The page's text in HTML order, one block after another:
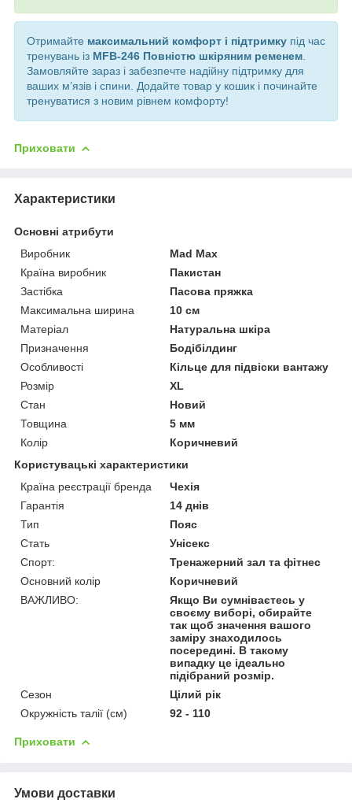
Отримайте максимальний комфорт і підтримку під час
тренувань із MFB-246 Повністю шкіряним ременем
Замовляйте зараз і забезпечте надійну підтримку для
ваших м’язів і спини. Додайте товар у кошик і починайте
тренуватися з новим рівнем комфорту!
Приховати
Характеристики
Основні атрибути
Виробник
Mad Max
Країна виробник
Пакистан
Застібка
Пасова пряжка
Максимальна ширина
10 см
Матеріал
Натуральна шкіра
Призначення
Бодібілдинг
Особливості
Кільце для підвіски вантажу
Розмір
XL
Стан
Новий
Товщина
5 мм
Колір
Коричневий
Користувацькі характеристики
Країна реєстрації бренда
Чехія
Гарантія
14 днів
Тип
Пояс
Стать
Унісекс
Спорт:
Тренажерний зал та фітнес
Основний колір
Коричневий
ВАЖЛИВО:
Якщо Ви сумніваєтесь у
своєму виборі, обирайте
так щоб значення вашого
заміру знаходилось
посередині. В такому
випадку це ідеально
підібраний розмір.
Сезон
Цілий рік
Окружність талії (см)
92 - 110
Приховати
Умови доставки